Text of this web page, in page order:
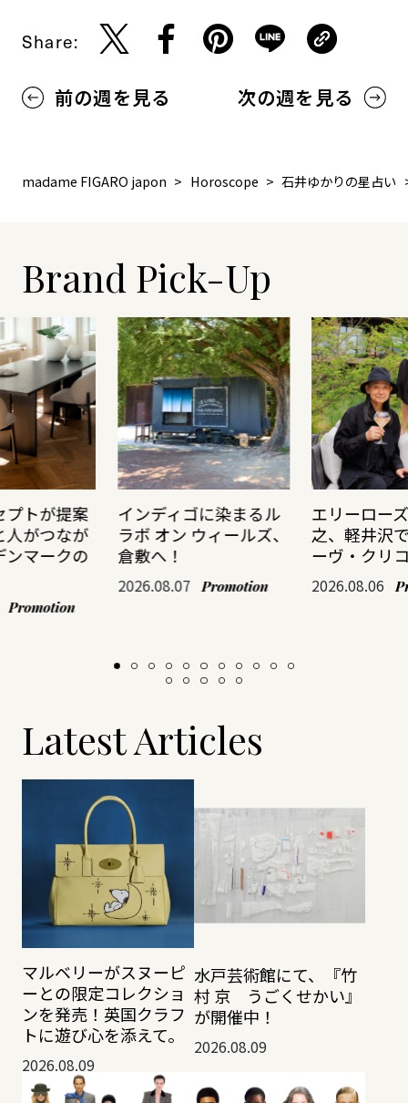
Share:
前の週を見る 次の週を見る
madame FIGARO japon Horoscope 石井ゆかりの星占い
Brand Pick-Up
プトが提案
人がつなが
ンマークの
Promotion
インディゴに染まるル
ラボ オン ウィールズ、
倉敷へ！
2026.08.07 Promotion
エリーロー
之、軽井沢
ーヴ・クリ
2026.08.06
Latest Articles
マルベリーがスヌーピ
ーとの限定コレクショ
ンを発売！英国クラフ
トに遊び心を添えて。
2026.08.09
水戸芸術館にて、『竹
村 京 うごくせかい』
が開催中！
2026.08.09